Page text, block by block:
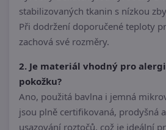
stabilizovaných tkanin s nízkou
Při dodržení doporučené teploty
zachová své rozměry.
2. Je materiál vhodný pro
pokožku?
Ano, použitá bavlna i jemná
jsou plně certifikovaná, prodyšná
usazování roztočů, což je ideální